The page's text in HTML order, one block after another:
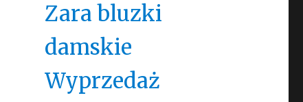
Zara bluzki
damskie
Wyprzedaż